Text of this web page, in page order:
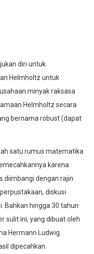
diri untuk
Helmholtz untuk
minyak raksasa
Helmholtz secara
bernama robust (dapat
satu rumus matematika
karena
diimbangi dengan rajin
diskusi
Bahkan hingga 30 tahun
sulit ini, yang dibuat oleh
Hermann Ludwig
dipecahkan.